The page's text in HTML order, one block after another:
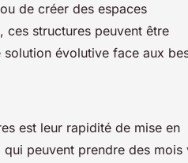
ou de créer des espaces
ces structures peuvent être
évolutive face aux
est leur rapidité de mise en
peuvent prendre des mois